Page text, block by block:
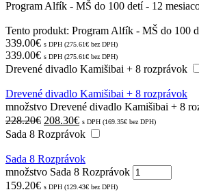
Program Alfík - MŠ do 100 detí - 12
Tento produkt: Program Alfík - MŠ do 100
339.00€ s DPH (275.61€ bez DPH)
339.00€ s DPH (275.61€ bez DPH)
Drevené divadlo Kamišibai + 8 rozprávok
Drevené divadlo Kamišibai + 8 rozprávok
množstvo Drevené divadlo Kamišibai + 8
228.20€ 208.30€ s DPH (169.35€ bez DPH)
Sada 8 Rozprávok
Sada 8 Rozprávok
množstvo Sada 8 Rozprávok
159.20€ s DPH (129.43€ bez DPH)